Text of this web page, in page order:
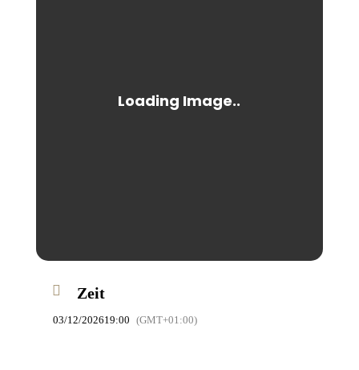
Zeit
03/12/202619:00 (GMT+01:00)